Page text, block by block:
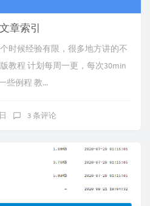
章索引
时候经验有限，很多地方讲的不
教程 计划每周一更，每次30min
些例程 教...
3 条评论